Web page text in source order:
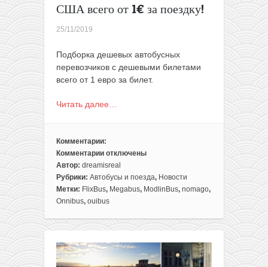
Italo)
США всего от 1€ за поездку!
25/11/2019
Подборка дешевых автобусных
перевозчиков с дешевыми билетами
всего от 1 евро за билет.
Читать далее…
Комментарии:
Комментарии
к
записи
Почти
бесплатно:
по
Великобритании
и
отключены
Автор: dreamisreal
Рубрики: Автобусы и поезда, Новости
Метки: FlixBus, Megabus, ModlinBus, nomago,
Onnibus, ouibus